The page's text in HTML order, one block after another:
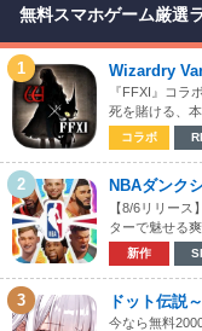
無料スマホゲーム厳選
1 Wizardry
『FFXI』コラ
死を賭ける、
コラボ
2 NBAダンク
【8/6リリー
ターで魅せる
新作
3 ドット伝説
今なら無料